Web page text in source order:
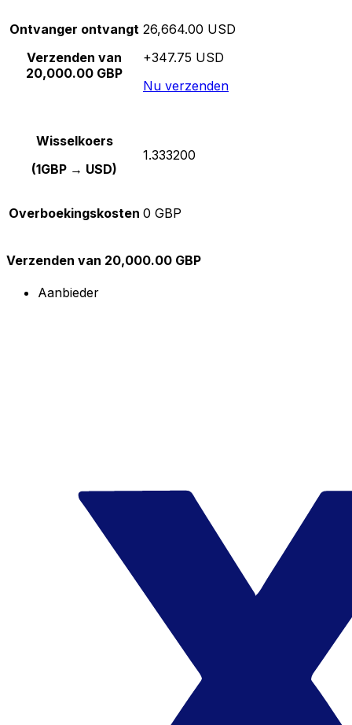
Ontvanger ontvangt
Verzenden van
20,000.00 GBP
26,664.00 USD
+347.75 USD
Nu verzenden
Wisselkoers
(1GBP → USD)
1.333200
Overboekingskosten 0 GBP
Verzenden van 20,000.00 GBP
Aanbieder